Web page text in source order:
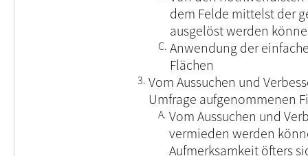
dem Felde mittelst der
ausgelöst werden
C. Anwendung der
Flächen
3. Vom Aussuchen und
Umfrage aufgenommenen
A. Vom Aussuchen und
vermieden werden
Aufmerksamkeit öfters